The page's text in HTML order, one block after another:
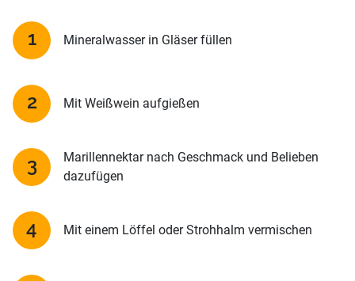
Mineralwasser in Gläser füllen
Mit Weißwein aufgießen
Marillennektar nach Geschmack und Belieben
dazufügen
Mit einem Löffel oder Strohhalm vermischen